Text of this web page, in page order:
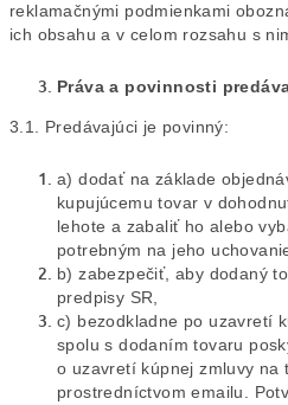
reklamačnými podmienkami
ich obsahu a v celom rozsahu s
Práva a povinnosti
3.1. Predávajúci je povinný:
a) dodať na základe
kupujúcemu tovar v
lehote a zabaliť ho alebo
potrebným na jeho
b) zabezpečiť, aby dodaný
predpisy SR,
c) bezodkladne po uzavretí
spolu s dodaním tovaru
o uzavretí kúpnej zmluvy na
prostredníctvom emailu.